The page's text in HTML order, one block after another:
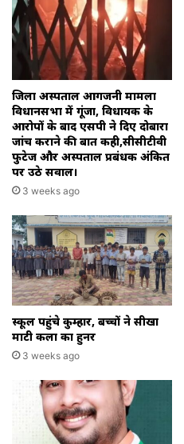
जिला अस्पताल आगजनी मामला
विधानसभा में गूंजा, विधायक के
आरोपों के बाद एसपी ने दिए दोबारा
जांच कराने की बात कही,सीसीटीवी
फुटेज और अस्पताल प्रबंधक अंकित
पर उठे सवाल।
3 weeks ago
स्कूल पहुंचे कुम्हार, बच्चों ने सीखा
माटी कला का हुनर
3 weeks ago